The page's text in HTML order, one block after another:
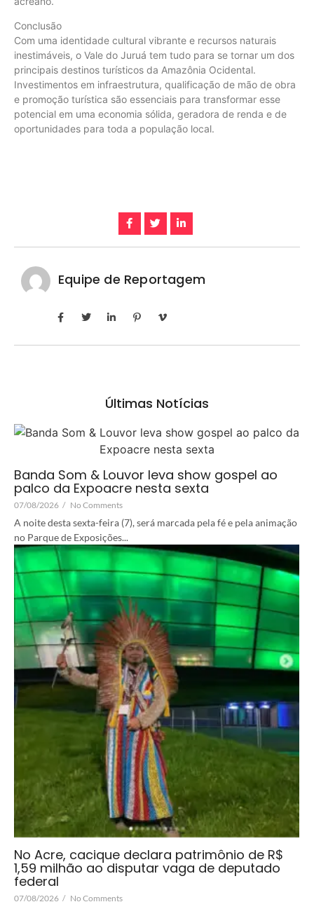
Conclusão
Com uma identidade cultural vibrante e recursos naturais
inestimáveis, o Vale do Juruá tem tudo para se tornar um dos
principais destinos turísticos da Amazônia Ocidental.
Investimentos em infraestrutura, qualificação de mão de obra
e promoção turística são essenciais para transformar esse
potencial em uma economia sólida, geradora de renda e de
oportunidades para toda a população local.
Equipe de Reportagem
Últimas Notícias
Banda Som & Louvor leva show gospel ao
palco da Expoacre nesta sexta
07/08/2026 / No Comments
A noite desta sexta-feira (7), será marcada pela fé e pela animação
no Parque de Exposições...
No Acre, cacique declara patrimônio de R$
1,59 milhão ao disputar vaga de deputado
federal
07/08/2026 / No Comments